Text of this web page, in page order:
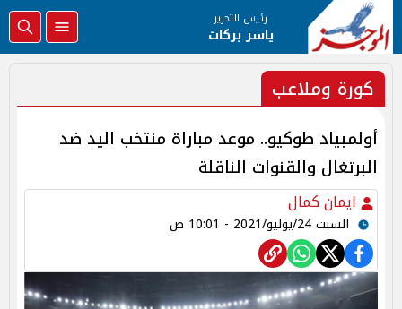
رئيس التحرير
ياسر بركات
كورة وملاعب
أولمبياد طوكيو.. موعد مباراة منتخب اليد ضد
البرتغال والقنوات الناقلة
ايمان كمال
السبت 24/يوليو/2021 - 10:01 ص